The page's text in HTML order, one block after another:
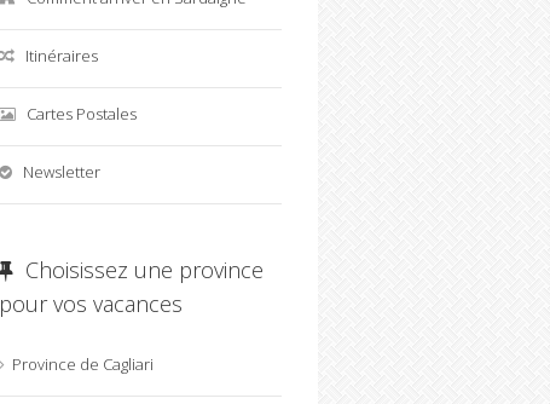
Itinéraires
Cartes Postales
Newsletter
Choisissez une province
pour vos vacances
Province de Cagliari